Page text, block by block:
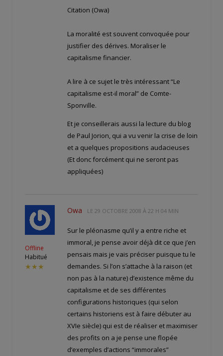
Citation (Owa)
La moralité est souvent convoquée pour
justifier des dérives. Moraliser le
capitalisme financier.
A lire à ce sujet le très intéressant “Le
capitalisme est-il moral” de Comte-
Sponville.
Et je conseillerais aussi la lecture du blog
de Paul Jorion, qui a vu venir la crise de loin
et a quelques propositions audacieuses
(Et donc forcément qui ne seront pas
appliquées)
Offline
Habitué
★★★
Owa LE 29 OCTOBRE 2008 À 22 H 04 MIN
Sur le pléonasme qu’il y a entre riche et
immoral, je pense avoir déjà dit ce que j’en
pensais mais je vais préciser puisque tu le
demandes. Si l’on s’attache à la raison (et
non pas à la nature) d’existence même du
capitalisme et de ses différentes
configurations historiques (qui selon
certains historiens est à faire débuter au
XVIe siècle) qui est de réaliser et maximiser
des profits on a je pense une flopée
d’exemples d’actions “immorales”